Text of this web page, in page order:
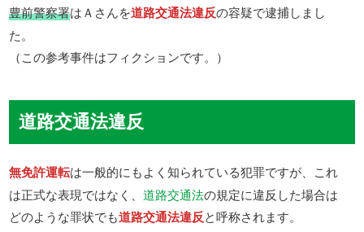
豊前警察署はＡさんを道路交通法違反の容疑で逮捕しまし
た。
（この参考事件はフィクションです。）
道路交通法違反
無免許運転は一般的にもよく知られている犯罪ですが、これ
は正式な表現ではなく、道路交通法の規定に違反した場合は
どのような罪状でも道路交通法違反と呼称されます。